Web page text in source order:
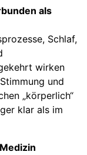
als
Schlaf,
wirken
und
„körperlich“
klar als im